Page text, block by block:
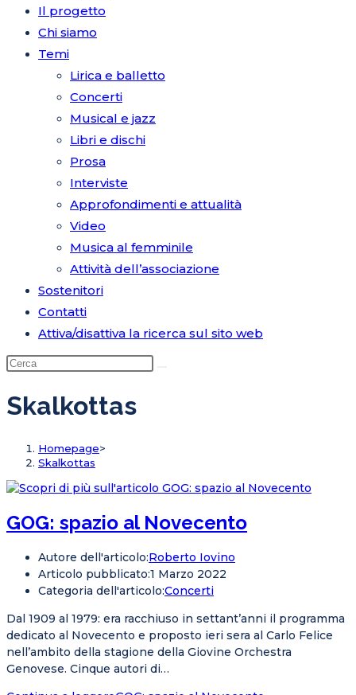
Il progetto
Chi siamo
Temi
Lirica e balletto
Concerti
Musical e jazz
Libri e dischi
Prosa
Interviste
Approfondimenti e attualità
Video
Musica al femminile
Attività dell’associazione
Sostenitori
Contatti
Attiva/disattiva la ricerca sul sito web
Skalkottas
Homepage>
Skalkottas
GOG: spazio al Novecento
Autore dell'articolo:Roberto Iovino
Articolo pubblicato:1 Marzo 2022
Categoria dell'articolo:Concerti
Dal 1909 al 1979: era racchiuso in settant’anni il programma
dedicato al Novecento e proposto ieri sera al Carlo Felice
nell’ambito della stagione della Giovine Orchestra
Genovese. Cinque autori di…